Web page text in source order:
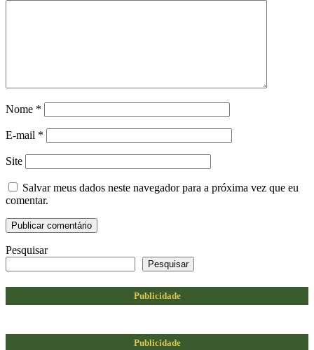
Nome *
E-mail *
Site
Salvar meus dados neste navegador para a próxima vez que eu
comentar.
Pesquisar
Pesquisar
Publicidade
Publicidade